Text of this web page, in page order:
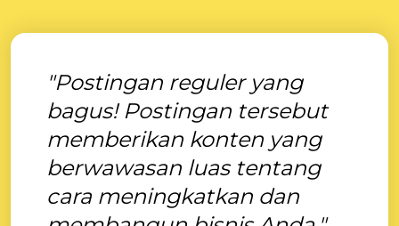
"Postingan reguler yang
bagus! Postingan tersebut
memberikan konten yang
berwawasan luas tentang
cara meningkatkan dan